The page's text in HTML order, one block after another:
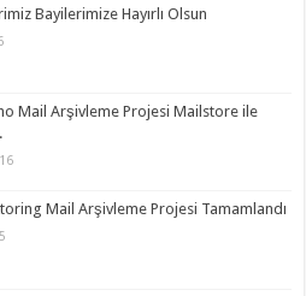
Bayilerimize Hayırlı Olsun
Mail Arşivleme Projesi Mailstore ile
Mail Arşivleme Projesi Tamamlandı